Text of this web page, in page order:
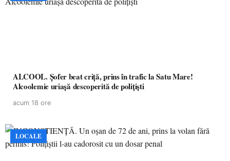
ALCOOL. Șofer beat criță, prins în trafic la Satu Mare!
Alcoolemie uriașă descoperită de polițiști
acum 18 ore
LOCALE